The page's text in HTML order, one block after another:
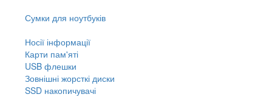
Сумки для ноутбуків
Носії інформації
Карти пам'яті
USB флешки
Зовнішні жорсткі диски
SSD накопичувачі